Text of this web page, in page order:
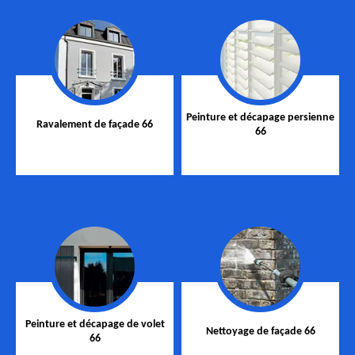
Ravalement de façade 66
Peinture et décapage persienne
66
Peinture et décapage de volet
66
Nettoyage de façade 66